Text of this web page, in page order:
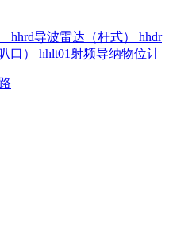
hhrd导波雷达（杆式） hhdr
口） hhlt01射频导纳物位计